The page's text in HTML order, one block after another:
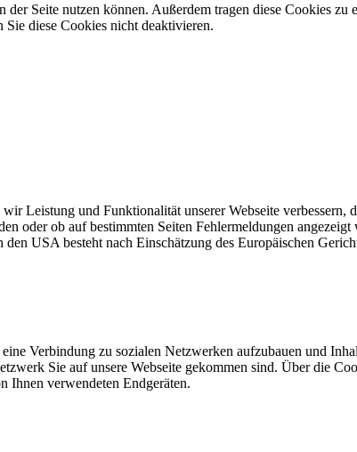
Seite nutzen können. Außerdem tragen diese Cookies zu
diese Cookies nicht deaktivieren.
Leistung und Funktionalität unserer Webseite verbessern,
oder ob auf bestimmten Seiten Fehlermeldungen
USA besteht nach Einschätzung des Europäischen
Verbindung zu sozialen Netzwerken aufzubauen und
Sie auf unsere Webseite gekommen sind. Über die
Ihnen verwendeten Endgeräten.